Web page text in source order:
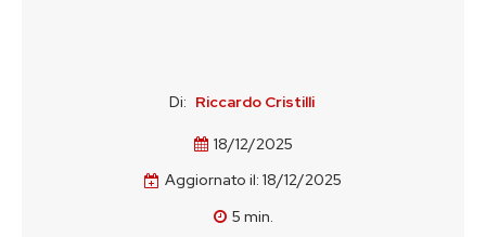
Di: Riccardo Cristilli
18/12/2025
Aggiornato il: 18/12/2025
5 min.